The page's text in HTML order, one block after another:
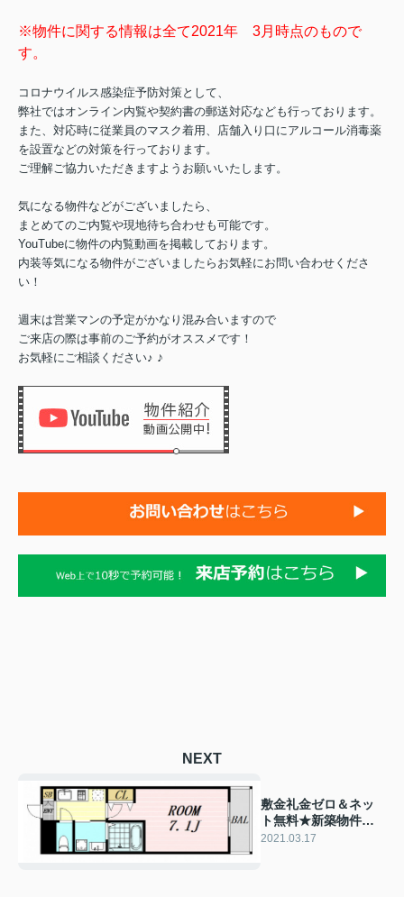
※物件に関する情報は全て2021年 3月時点のもので
す。
コロナウイルス感染症予防対策として、
弊社ではオンライン内覧や契約書の郵送対応なども行っております。
また、対応時に従業員のマスク着用、店舗入り口にアルコール消毒薬
を設置などの対策を行っております。
ご理解ご協力いただきますようお願いいたします。
気になる物件などがございましたら、
まとめてのご内覧や現地待ち合わせも可能です。
YouTubeに物件の内覧動画を掲載しております。
内装等気になる物件がございましたらお気軽にお問い合わせくださ
い！
週末は営業マンの予定がかなり混み合いますので
ご来店の際は事前のご予約がオススメです！
お気軽にご相談ください♪ ♪
NEXT
敷金礼金ゼロ＆ネッ
ト無料★新築物件の
ご紹介★
2021.03.17